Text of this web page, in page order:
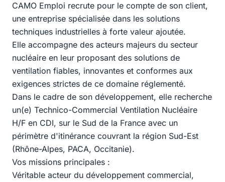
CAMO Emploi recrute pour le compte de son client,
une entreprise spécialisée dans les solutions
techniques industrielles à forte valeur ajoutée.
Elle accompagne des acteurs majeurs du secteur
nucléaire en leur proposant des solutions de
ventilation fiables, innovantes et conformes aux
exigences strictes de ce domaine réglementé.
Dans le cadre de son développement, elle recherche
un(e) Technico-Commercial Ventilation Nucléaire
H/F en CDI, sur le Sud de la France avec un
périmètre d'itinérance couvrant la région Sud-Est
(Rhône-Alpes, PACA, Occitanie).
Vos missions principales :
Véritable acteur du développement commercial,